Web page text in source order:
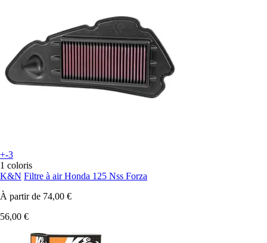
+-3
1 coloris
K&N Filtre à air Honda 125 Nss Forza
À partir de 74,00 €
56,00 €